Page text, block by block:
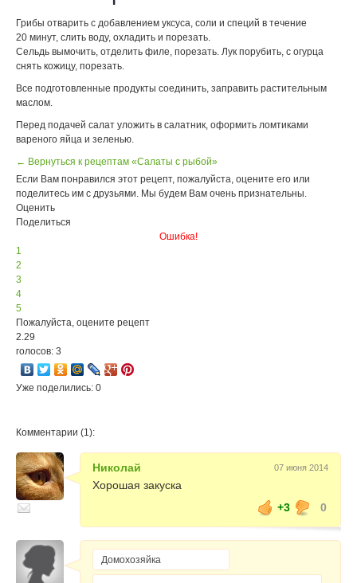
Грибы отварить с добавлением уксуса, соли и специй в течение
20 минут, слить воду, охладить и порезать.
Сельдь вымочить, отделить филе, порезать. Лук порубить, с огурца
снять кожицу, порезать.
Все подготовленные продукты соединить, заправить растительным
маслом.
Перед подачей салат уложить в салатник, оформить ломтиками
вареного яйца и зеленью.
← Вернуться к рецептам «Салаты с рыбой»
Если Вам понравился этот рецепт, пожалуйста, оцените его или
поделитесь им с друзьями. Мы будем Вам очень признательны.
Оценить
Поделиться
Ошибка!
1
2
3
4
5
Пожалуйста, оцените рецепт
2.29
голосов: 3
Уже поделились: 0
Комментарии (1):
Николай 07 июня 2014
Хорошая закуска
+3
0